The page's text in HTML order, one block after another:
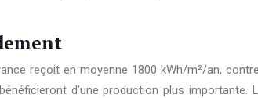
reçoit en moyenne 1800 kWh/m²/an,
d’une production plus